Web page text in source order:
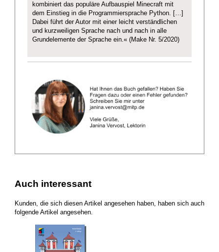
kombiniert das populäre Aufbauspiel Minecraft mit
dem Einstieg in die Programmiersprache Python. […]
Dabei führt der Autor mit einer leicht verständlichen
und kurzweiligen Sprache nach und nach in alle
Grundelemente der Sprache ein.« (Make Nr. 5/2020)
Auch interessant
Kunden, die sich diesen Artikel angesehen haben, haben sich auch
folgende Artikel angesehen.